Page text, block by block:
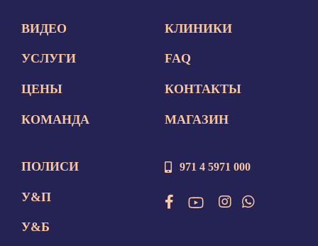
ВИДЕО
УСЛУГИ
ЦЕНЫ
КОМАНДА
КЛИНИКИ
FAQ
КОНТАКТЫ
МАГАЗИН
ПОЛИСИ
У&П
У&Б
971 4 5971 000